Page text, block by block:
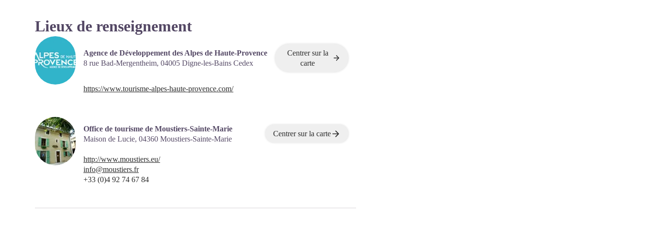
Lieux de renseignement
Agence de Développement des Alpes de Haute-Provence
8 rue Bad-Mergentheim, 04005 Digne-les-Bains Cedex
Centrer sur la
carte
https://www.tourisme-alpes-haute-provence.com/
Office de tourisme de Moustiers-Sainte-Marie
Maison de Lucie, 04360 Moustiers-Sainte-Marie
Centrer sur la carte
http://www.moustiers.eu/
info@moustiers.fr
+33 (0)4 92 74 67 84